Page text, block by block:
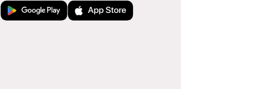
Jetzt bei Google PlayLaden im App Store